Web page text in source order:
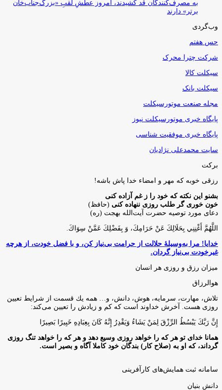
به مصرف‌کنندگان قد کشیدند، امروز عطشِ لقبِ «بزرگ‌جناب‌خان
برتر» دارند
وب‌گردی
حس هفتم
شرکت چترا محرک
سیکلت کالا
سیکلت بانک
مجله صنعت موتورسیکلت
پایگاه خبری موتورسیکلت نیوز
پایگاه خبری موفقیت شناسی
سایت محمدعلی نژادیان
برکت
رزقی خوبه كه مهر و امضاء خدا پاش باشه!
بشنو این نکته که خود را ز غم آزاده کنی
خون خوری گر طلب روزی ننهاده کنی (حافظ)
دعای مورد توصیه حضرت آیت‌الله بهجت (ره)
اللَّهُمَّ أَغْنِنِي بِحَلَالِكَ عَنْ حَرَامِكَ، وَ بِفَضْلِكَ عَمَّنْ سِوَاكَ‏.
خدایا! مرا به‌وسیلۀ حلالت از حرامت بی‌نیاز کن، و با فضل خودت، از هرچه
غیرخودت بی‌نیاز گردان.
میزان رزق و روزی هر انسان
هوالرزاق
تلاش، مهارت، سرمايه، هوش، دانش، و… همه يك قسمت از شرايط تعيين
روزى هست. آخرش خداوند است كه كم و زيادش را تعيين مى‌كند:
إِنَّ رَبَّكَ يَبْسُطُ الرِّزْقَ لِمَنْ يَشَاءُ وَيَقْدِرُ إِنَّهُ كَانَ بِعِبَادِهِ خَبِيرًا بَصِيرًا
همانا خدای تو هر که را خواهد روزی وسیع دهد و هر که را خواهد تنگ روزی
گرداند، که او به (صلاح کار) بندگان خود کاملا آگاه و بصیر است.
سامانه ثبت همایش‌های کارآفرینی
دانش‌ بنیان‌